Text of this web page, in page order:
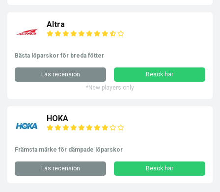
Altra
Bästa löparskor för breda fötter
Läs recension
Besök här
*New players only
HOKA
Främsta märke för dämpade löparskor
Läs recension Besök här